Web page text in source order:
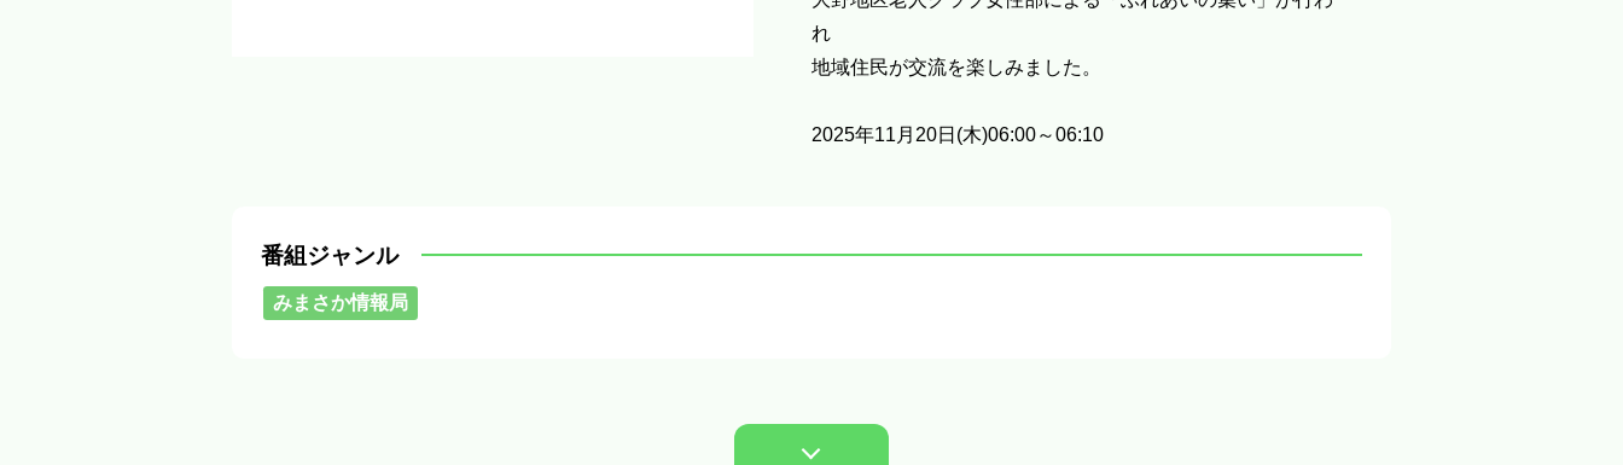
れ
地域住民が交流を楽しみました。
2025年11月20日(木)06:00～06:10
番組ジャンル
みまさか情報局